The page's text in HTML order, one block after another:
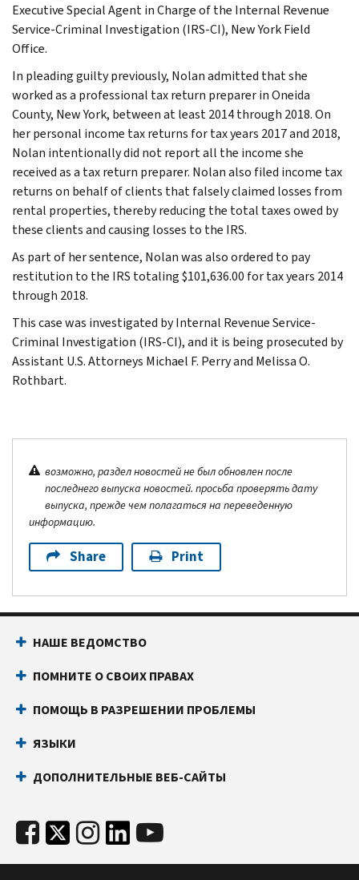
Executive Special Agent in Charge of the Internal Revenue
Service-Criminal Investigation (IRS-CI), New York Field
Office.
In pleading guilty previously, Nolan admitted that she
worked as a professional tax return preparer in Oneida
County, New York, between at least 2014 through 2018. On
her personal income tax returns for tax years 2017 and 2018,
Nolan intentionally did not report all the income she
received as a tax return preparer. Nolan also filed income tax
returns on behalf of clients that falsely claimed losses from
rental properties, thereby reducing the total taxes owed by
these clients and causing losses to the IRS.
As part of her sentence, Nolan was also ordered to pay
restitution to the IRS totaling $101,636.00 for tax years 2014
through 2018.
This case was investigated by Internal Revenue Service-
Criminal Investigation (IRS-CI), and it is being prosecuted by
Assistant U.S. Attorneys Michael F. Perry and Melissa O.
Rothbart.
возможно, раздел новостей не был обновлен после
последнего выпуска новостей. просьба проверять дату
выпуска, прежде чем полагаться на переведенную
информацию.
Share Print
НАШЕ ВЕДОМСТВО
ПОМНИТЕ О СВОИХ ПРАВАХ
ПОМОЩЬ В РАЗРЕШЕНИИ ПРОБЛЕМЫ
ЯЗЫКИ
ДОПОЛНИТЕЛЬНЫЕ ВЕБ-САЙТЫ